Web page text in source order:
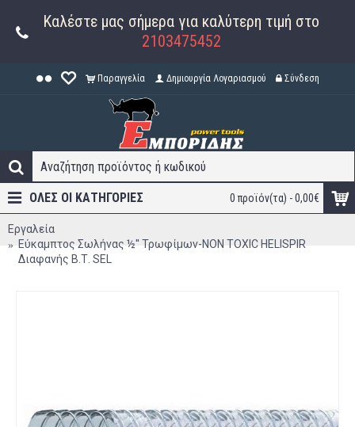
Καλέστε μας σήμερα για καλύτερη τιμή στο
2103475452
Παραγγελία Δημιουργία Λογαριασμού Σύνδεση
0 προϊόν(τα) - 0,00€
ΟΛΕΣ ΟΙ ΚΑΤΗΓΟΡΊΕΣ
Εργαλεία
Εύκαμπτος Σωλήνας ½'' Τρωφίμων-NON TOXIC HELISPIR
Διαφανής Β.Τ. SEL